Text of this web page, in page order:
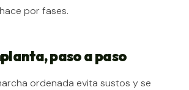
por fases.
paso a paso
ordenada evita sustos y se